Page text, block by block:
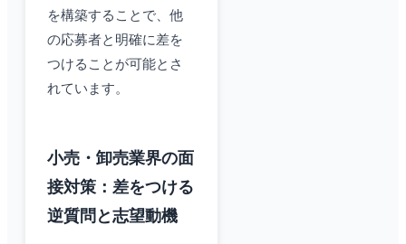
を構築することで、他
の応募者と明確に差を
つけることが可能とさ
れています。
小売・卸売業界の面
接対策：差をつける
逆質問と志望動機